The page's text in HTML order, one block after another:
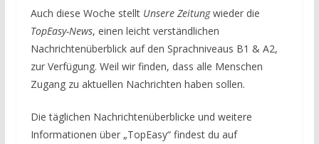
Auch diese Woche stellt Unsere Zeitungwieder die
TopEasy-News, einen leicht verständlichen
Nachrichtenüberblick auf den Sprachniveaus B1 & A2,
zur Verfügung. Weil wir finden, dass alle Menschen
Zugang zu aktuellen Nachrichten haben sollen.
Die täglichen Nachrichtenüberblicke und weitere
Informationen über „TopEasy“ findest du auf